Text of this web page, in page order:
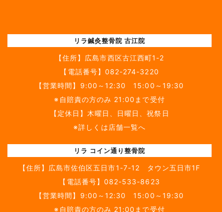
リラ鍼灸整骨院 古江院
【住所】 広島市西区古江西町1-2
【電話番号】 082-274-3220
【営業時間】9:00～12:30 15:00～19:30
※自賠責の方のみ 21:00まで受付
【定休日】木曜日、日曜日、祝祭日
※詳しくは店舗一覧へ
リラ コイン通り整骨院
【住所】 広島市佐伯区五日市1-7-12 タウン五日市1F
【電話番号】 082-533-8623
【営業時間】9:00～12:30 15:00～19:30
※自賠責の方のみ 21:00まで受付